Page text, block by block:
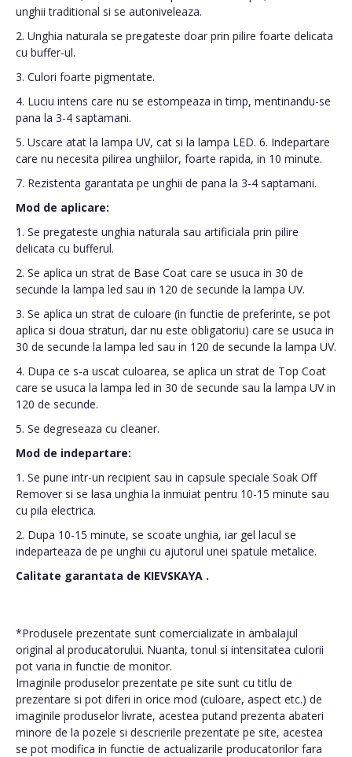
unghii traditional si se autoniveleaza.
2. Unghia naturala se pregateste doar prin pilire foarte delicata
cu buffer-ul.
3. Culori foarte pigmentate.
4. Luciu intens care nu se estompeaza in timp, mentinandu-se
pana la 3-4 saptamani.
5. Uscare atat la lampa UV, cat si la lampa LED. 6. Indepartare
care nu necesita pilirea unghiilor, foarte rapida, in 10 minute.
7. Rezistenta garantata pe unghii de pana la 3-4 saptamani.
Mod de aplicare:
1. Se pregateste unghia naturala sau artificiala prin pilire
delicata cu bufferul.
2. Se aplica un strat de Base Coat care se usuca in 30 de
secunde la lampa led sau in 120 de secunde la lampa UV.
3. Se aplica un strat de culoare (in functie de preferinte, se pot
aplica si doua straturi, dar nu este obligatoriu) care se usuca in
30 de secunde la lampa led sau in 120 de secunde la lampa UV.
4. Dupa ce s-a uscat culoarea, se aplica un strat de Top Coat
care se usuca la lampa led in 30 de secunde sau la lampa UV in
120 de secunde.
5. Se degreseaza cu cleaner.
Mod de indepartare:
1. Se pune intr-un recipient sau in capsule speciale Soak Off
Remover si se lasa unghia la inmuiat pentru 10-15 minute sau
cu pila electrica.
2. Dupa 10-15 minute, se scoate unghia, iar gel lacul se
indeparteaza de pe unghii cu ajutorul unei spatule metalice.
Calitate garantata de KIEVSKAYA .
*Produsele prezentate sunt comercializate in ambalajul
original al producatorului. Nuanta, tonul si intensitatea culorii
pot varia in functie de monitor.
Imaginile produselor prezentate pe site sunt cu titlu de
prezentare si pot diferi in orice mod (culoare, aspect etc.) de
imaginile produselor livrate, acestea putand prezenta abateri
minore de la pozele si descrierile prezentate pe site, acestea
se pot modifica in functie de actualizarile producatorilor fara